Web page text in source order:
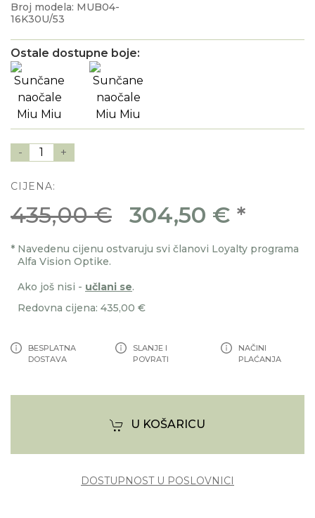
Broj modela: MUB04-
16K30U/53
Ostale dostupne boje:
- 1 +
CIJENA:
435,00 € 304,50 € *
* Navedenu cijenu ostvaruju svi članovi Loyalty programa
Alfa Vision Optike.
Ako još nisi - učlani se.
Redovna cijena: 435,00 €
BESPLATNA
DOSTAVA
SLANJE I
POVRATI
NAČINI
PLAĆANJA
U KOŠARICU
DOSTUPNOST U POSLOVNICI